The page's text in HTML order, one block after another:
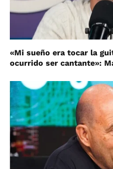
«Mi sueño era tocar la
ocurrido ser cantante»: